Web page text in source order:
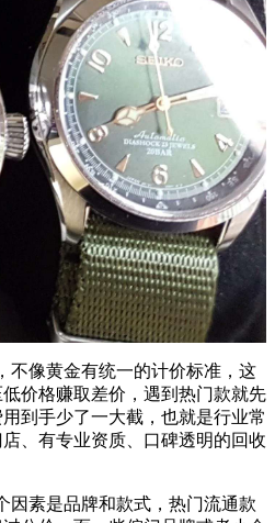
像黄金有统一的计价标准，这
价格赚取差价，遇到热门款就先
到手少了一大截，也就是行业常
、有专业资质、口碑透明的回收
素是品牌和款式，热门流通款